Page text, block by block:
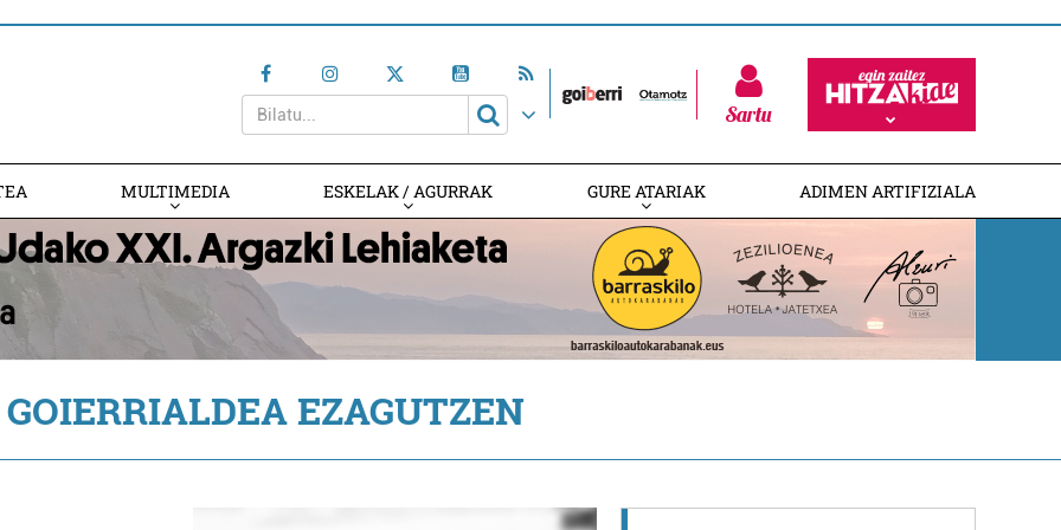
Sartu
MULTIMEDIA ESKELAK / AGURRAK GURE ATARIAK ADIMEN ARTIFIZIALA
GOIERRIALDEA EZAGUTZEN